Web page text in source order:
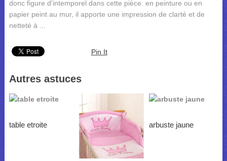
donc figure d'intemporel dans cette pièce. en peinture ou en
papier peint au mur, il apporte une impression de clarté et de
netteté à ...
Pin It
Autres astuces
table etroite arbuste jaune